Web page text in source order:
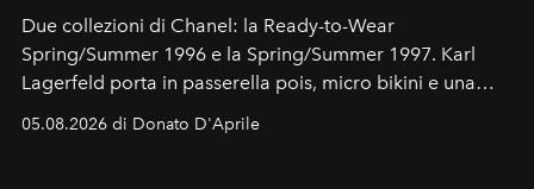
Due collezioni di Chanel: la Ready-to-Wear
Spring/Summer 1996 e la Spring/Summer 1997. Karl
Lagerfeld porta in passerella pois, micro bikini e una
logomania pensata per la spiaggia
Kate, Claudia e Carla una dietro l'altra. Trent'anni dopo,
05.08.2026 di Donato D'Aprile